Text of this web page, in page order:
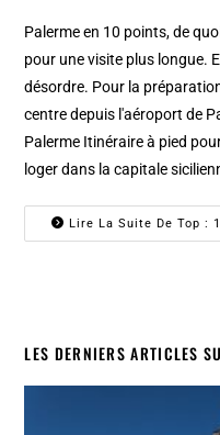
Palerme en 10 points, de
pour une visite plus longue.
désordre. Pour la
centre depuis l'aéroport de
Palerme Itinéraire à pied
loger dans la capitale
Lire La Suite De Top :
LES DERNIERS ARTICLES